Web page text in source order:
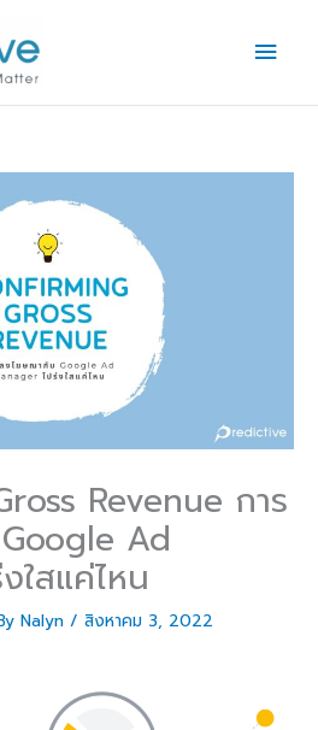
Revenue การ
Ad
ใสแค่ไหน
Nalyn / สิงหาคม 3, 2022